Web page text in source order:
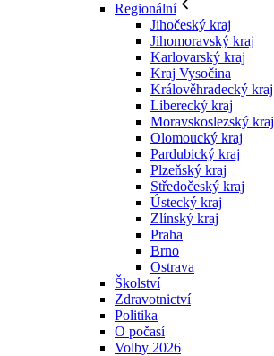
Regionální
Jihočeský kraj
Jihomoravský kraj
Karlovarský kraj
Kraj Vysočina
Králověhradecký kraj
Liberecký kraj
Moravskoslezský kraj
Olomoucký kraj
Pardubický kraj
Plzeňský kraj
Středočeský kraj
Ústecký kraj
Zlínský kraj
Praha
Brno
Ostrava
Školství
Zdravotnictví
Politika
O počasí
Volby 2026